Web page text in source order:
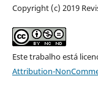
Copyright (c) 2019
Este trabalho está
Attribution-